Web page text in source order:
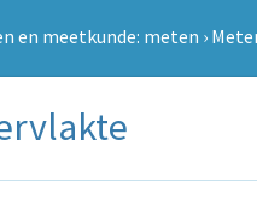
en meetkunde: meten ›